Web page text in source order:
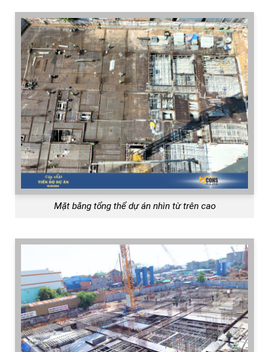
Mặt bằng tổng thể dự án nhìn từ trên cao